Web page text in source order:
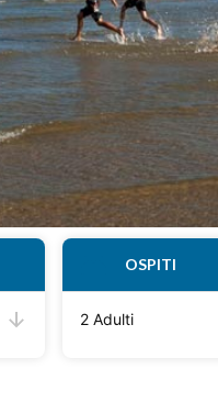
OSPITI
2 Adulti